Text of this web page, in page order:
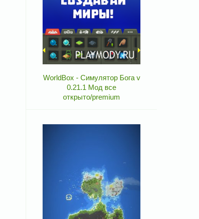
WorldBox - Симулятор Бога v
0.21.1 Мод все
открыто/premium